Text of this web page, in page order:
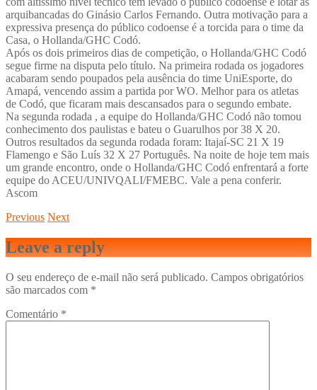
arquibancadas do Ginásio Carlos Fernando. Outra motivação para a
expressiva presença do público codoense é a torcida para o time da
Casa, o Hollanda/GHC Codó.
Após os dois primeiros dias de competição, o Hollanda/GHC Codó
segue firme na disputa pelo título. Na primeira rodada os jogadores
acabaram sendo poupados pela ausência do time UniEsporte, do
Amapá, vencendo assim a partida por WO. Melhor para os atletas
de Codó, que ficaram mais descansados para o segundo embate.
Na segunda rodada , a equipe do Hollanda/GHC Codó não tomou
conhecimento dos paulistas e bateu o Guarulhos por 38 X 20.
Outros resultados da segunda rodada foram: Itajaí-SC 21 X 19
Flamengo e São Luís 32 X 27 Português. Na noite de hoje tem mais
um grande encontro, onde o Hollanda/GHC Codó enfrentará a forte
equipe do ACEU/UNIVQALI/FMEBC. Vale a pena conferir.
Ascom
Previous Next
Leave a reply
O seu endereço de e-mail não será publicado. Campos obrigatórios
são marcados com *
Comentário *